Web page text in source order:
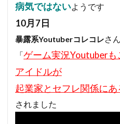
病気ではないようです
10月7日
暴露系Youtuberコレコレさ
「ゲーム実況Youtuber
アイドルが
起業家とセフレ関係にあ
されました